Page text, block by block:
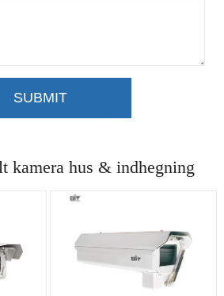
SUBMIT
kamera hus & indhegning